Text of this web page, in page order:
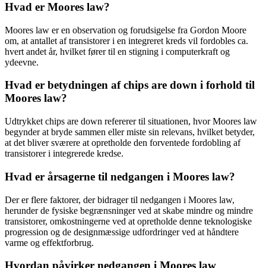
Hvad er Moores law?
Moores law er en observation og forudsigelse fra Gordon Moore
om, at antallet af transistorer i en integreret kreds vil fordobles ca.
hvert andet år, hvilket fører til en stigning i computerkraft og
ydeevne.
Hvad er betydningen af chips are down i forhold til
Moores law?
Udtrykket chips are down refererer til situationen, hvor Moores law
begynder at bryde sammen eller miste sin relevans, hvilket betyder,
at det bliver sværere at opretholde den forventede fordobling af
transistorer i integrerede kredse.
Hvad er årsagerne til nedgangen i Moores law?
Der er flere faktorer, der bidrager til nedgangen i Moores law,
herunder de fysiske begrænsninger ved at skabe mindre og mindre
transistorer, omkostningerne ved at opretholde denne teknologiske
progression og de designmæssige udfordringer ved at håndtere
varme og effektforbrug.